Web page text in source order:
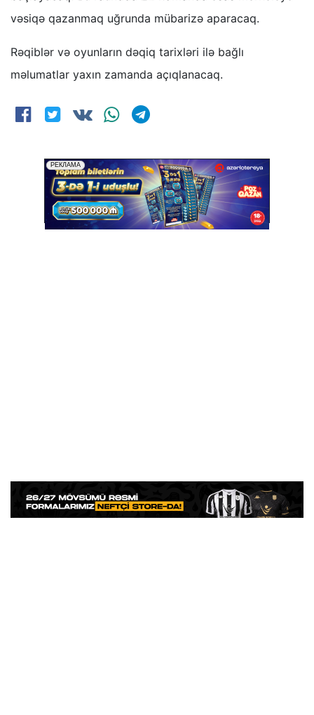
vəsiqə qazanmaq uğrunda mübarizə aparacaq.
Rəqiblər və oyunların dəqiq tarixləri ilə bağlı
məlumatlar yaxın zamanda açıqlanacaq.